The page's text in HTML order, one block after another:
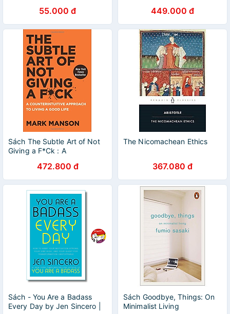
55.000 đ 449.000 đ
Sách The Subtle Art of Not
Giving a F*Ck : A
Living a Good Life
472.800 đ
The Nicomachean Ethics
367.080 đ
Sách - You Are a Badass
Every Day by Jen Sincero |
Sách Goodbye, Things: On
Minimalist Living